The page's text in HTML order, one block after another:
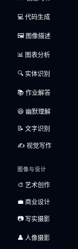
💻 代码生成
🖼️ 图像描述
📊 图表分析
🔍 实体识别
📚 作业解答
😆 幽默理解
📝 文字识别
✍️ 视觉写作
图像与设计
🎨 艺术创作
💼 商业设计
📷 写实摄影
👤 人像摄影